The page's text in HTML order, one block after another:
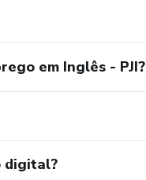
em Inglês - PJI?
digital?